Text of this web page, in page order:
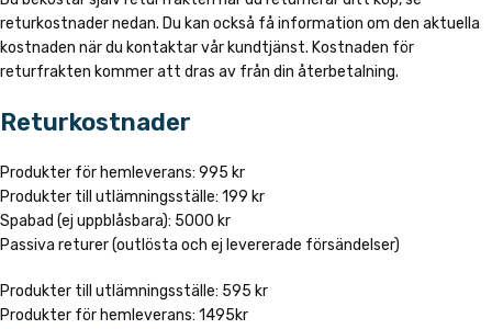
returkostnader nedan. Du kan också få information om den aktuella
kostnaden när du kontaktar vår kundtjänst. Kostnaden för
returfrakten kommer att dras av från din återbetalning.
Returkostnader
Produkter för hemleverans: 995 kr
Produkter till utlämningsställe: 199 kr
Spabad (ej uppblåsbara): 5000 kr
Passiva returer (outlösta och ej levererade försändelser)
Produkter till utlämningsställe: 595 kr
Produkter för hemleverans: 1495kr